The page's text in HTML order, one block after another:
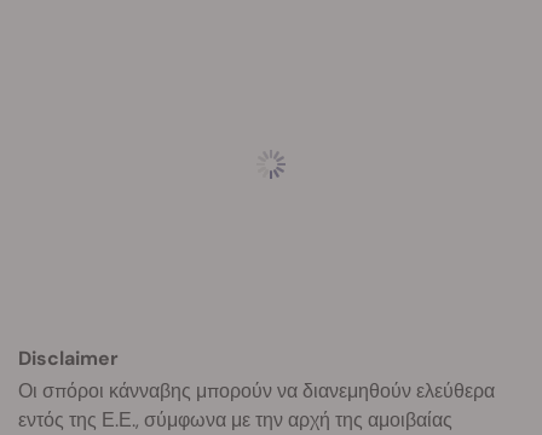
Disclaimer
Οι σπόροι κάνναβης μπορούν να διανεμηθούν ελεύθερα
εντός της Ε.Ε., σύμφωνα με την αρχή της αμοιβαίας